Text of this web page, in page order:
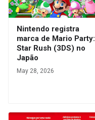
Nintendo registra
marca de Mario Party:
Star Rush (3DS) no
Japão
May 28, 2026